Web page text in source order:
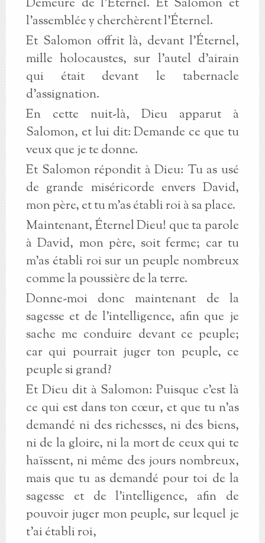
Demeure de l'Éternel. Et Salomon et
l'assemblée y cherchèrent l'Éternel.
Et Salomon offrit là, devant l'Éternel,
mille holocaustes, sur l'autel d'airain
qui était devant le tabernacle
d'assignation.
En cette nuit-là, Dieu apparut à
Salomon, et lui dit: Demande ce que tu
veux que je te donne.
Et Salomon répondit à Dieu: Tu as usé
de grande miséricorde envers David,
mon père, et tu m'as établi roi à sa place.
Maintenant, Éternel Dieu! que ta parole
à David, mon père, soit ferme; car tu
m'as établi roi sur un peuple nombreux
comme la poussière de la terre.
Donne-moi donc maintenant de la
sagesse et de l'intelligence, afin que je
sache me conduire devant ce peuple;
car qui pourrait juger ton peuple, ce
peuple si grand?
Et Dieu dit à Salomon: Puisque c'est là
ce qui est dans ton cœur, et que tu n'as
demandé ni des richesses, ni des biens,
ni de la gloire, ni la mort de ceux qui te
haïssent, ni même des jours nombreux,
mais que tu as demandé pour toi de la
sagesse et de l'intelligence, afin de
pouvoir juger mon peuple, sur lequel je
t'ai établi roi,